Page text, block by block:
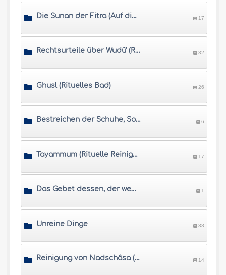
Die Sunan der Fitra (Auf die natürliche Veranlagung bezogene Handlungen) 17
Rechtsurteile über Wudû' (Rituelle Waschung) 32
Ghusl (Rituelles Bad) 26
Bestreichen der Schuhe, Socken und Schienen 6
Tayammum (Rituelle Reinigung ohne Wasser) 17
Das Gebet dessen, der weder Wudu noch Tayammum vornehmen kann 1
Unreine Dinge 38
Reinigung von Nadschâsa (Unreinheit) 14